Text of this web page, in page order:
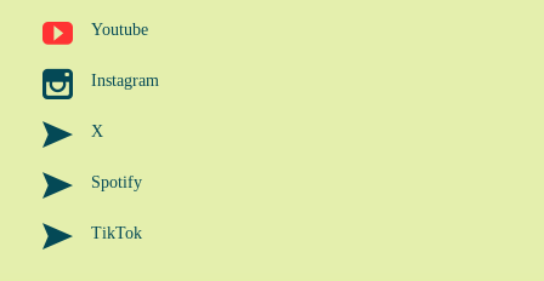
 Youtube
 Instagram
 X
 Spotify
 TikTok